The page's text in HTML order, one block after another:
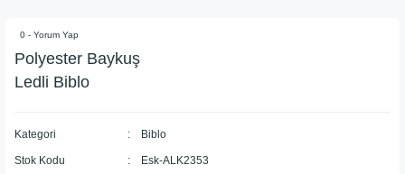
0 - Yorum Yap
Polyester Baykuş
Ledli Biblo
Kategori Biblo
Stok Kodu Esk-ALK2353